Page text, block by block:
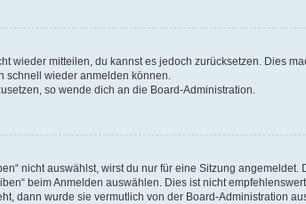
wieder mitteilen, du kannst es jedoch zurücksetzen. Dies
schnell wieder anmelden können.
so wende dich an die Board-Administration.
nicht auswählst, wirst du nur für eine Sitzung
beim Anmelden auswählen. Dies ist nicht
dann wurde sie vermutlich von der Board-Administration